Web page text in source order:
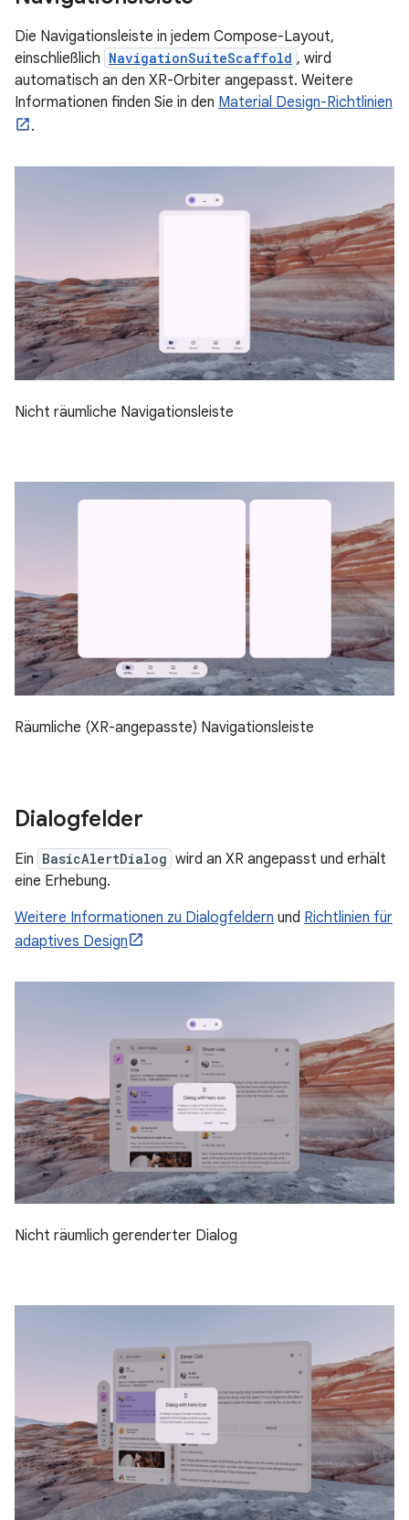
Die Navigationsleiste in jedem Compose-Layout,
einschließlich NavigationSuiteScaffold , wird
automatisch an den XR-Orbiter angepasst. Weitere
Informationen finden Sie in den Material Design-Richtlinien
.
Nicht räumliche Navigationsleiste
Räumliche (XR-angepasste) Navigationsleiste
Dialogfelder
Ein BasicAlertDialog wird an XR angepasst und erhält
eine Erhebung.
Weitere Informationen zu Dialogfeldern und Richtlinien für
adaptives Design
Nicht räumlich gerenderter Dialog